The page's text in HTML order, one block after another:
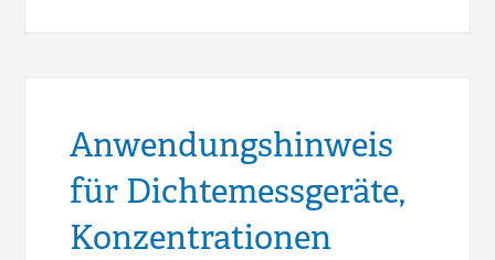
Anwendungshinweis
für Dichtemessgeräte,
Konzentrationen